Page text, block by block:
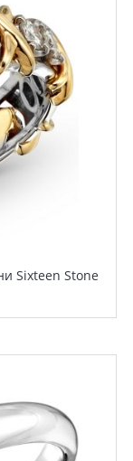
Sixteen Stone